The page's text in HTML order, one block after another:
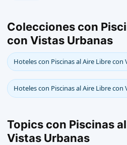
Colecciones con
con Vistas Urbanas
Hoteles con Piscinas al Aire Libre con
Hoteles con Piscinas al Aire Libre
Topics con Piscinas
Vistas Urbanas